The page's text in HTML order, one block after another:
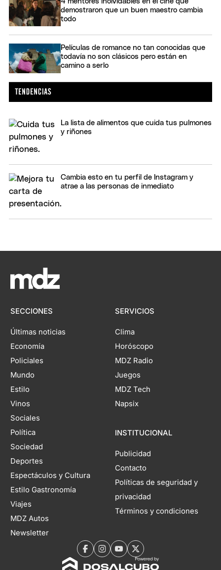
demostraron que un buen maestro cambia
todo
Películas de romance no tan conocidas que
todavía no son clásicos pero están en
camino a serlo
La lista de alimentos que cuida tus pulmones
y riñones
Cambia esto en tu perfil de Instagram y
atrae a las personas de inmediato
SECCIONES
Últimas noticias
Economía
Policiales
Mundo
Estilo
Vinos
Sociales
Política
Sociedad
Deportes
Espectáculos y Cultura
Estilo Gastronomía
Viajes
MDZ Autos
Newsletter
SERVICIOS
Clima
Horóscopo
MDZ Radio
Juegos
MDZ Tech
Napsix
INSTITUCIONAL
Publicidad
Contacto
Políticas de seguridad y
privacidad
Términos y condiciones